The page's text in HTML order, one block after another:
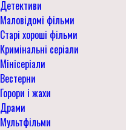
Детективи
Маловідомі фільми
Старі хороші фільми
Кримінальні серіали
Мінісеріали
Вестерни
Горори і жахи
Драми
Мультфільми